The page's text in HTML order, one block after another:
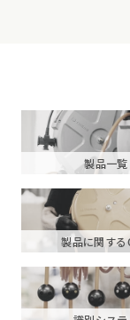
製品一覧
製品に関する